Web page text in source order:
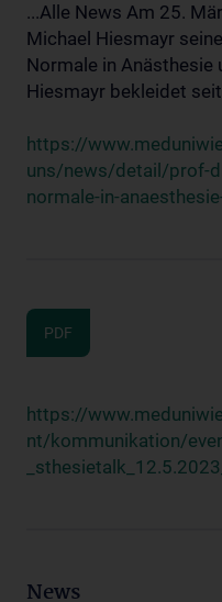
...Alle News Am 25.
Michael Hiesmayr
Normale in Anästhesie
Hiesmayr bekleidet
https://
uns/news/detail/prof-
normale-in-
PDF
https://
nt/kommunikation/
News